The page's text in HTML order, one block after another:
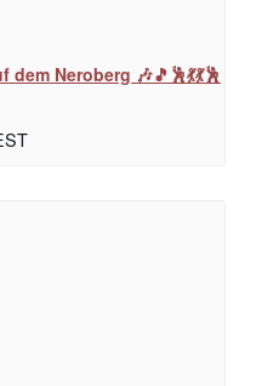
dem Neroberg 🎶🎵🕺💃💃🕺